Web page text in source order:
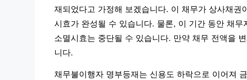
재되었다고 가정해 보겠습니다. 이 채무가 상사채권
시효가 완성될 수 있습니다. 물론, 이 기간 동안 채
소멸시효는 중단될 수 있습니다. 만약 채무 전액을
니다.
채무불이행자 명부등재는 신용도 하락으로 이어져